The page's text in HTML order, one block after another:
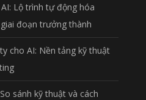
Lộ trình tự động hóa
đoạn trưởng thành
cho AI: Nền tảng kỹ thuật
sánh kỹ thuật và cách